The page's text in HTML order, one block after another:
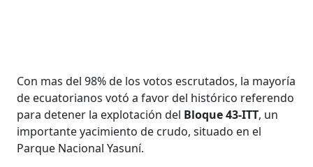
Con mas del 98% de los votos escrutados, la mayoría
de ecuatorianos votó a favor del histórico referendo
para detener la explotación del Bloque 43-ITT, un
importante yacimiento de crudo, situado en el
Parque Nacional Yasuní.